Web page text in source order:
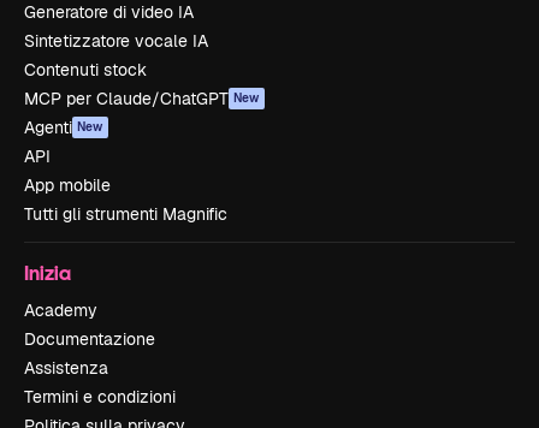
Generatore di video IA
Sintetizzatore vocale IA
Contenuti stock
MCP per Claude/ChatGPT New
Agenti New
API
App mobile
Tutti gli strumenti Magnific
Inizia
Academy
Documentazione
Assistenza
Termini e condizioni